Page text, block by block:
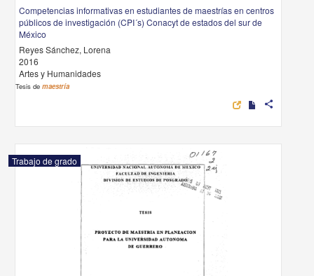
Competencias informativas en estudiantes de maestrías en centros
públicos de investigación (CPI´s) Conacyt de estados del sur de
México
Reyes Sánchez, Lorena
2016
Artes y Humanidades
Tesis demaestría
share
Trabajo de grado